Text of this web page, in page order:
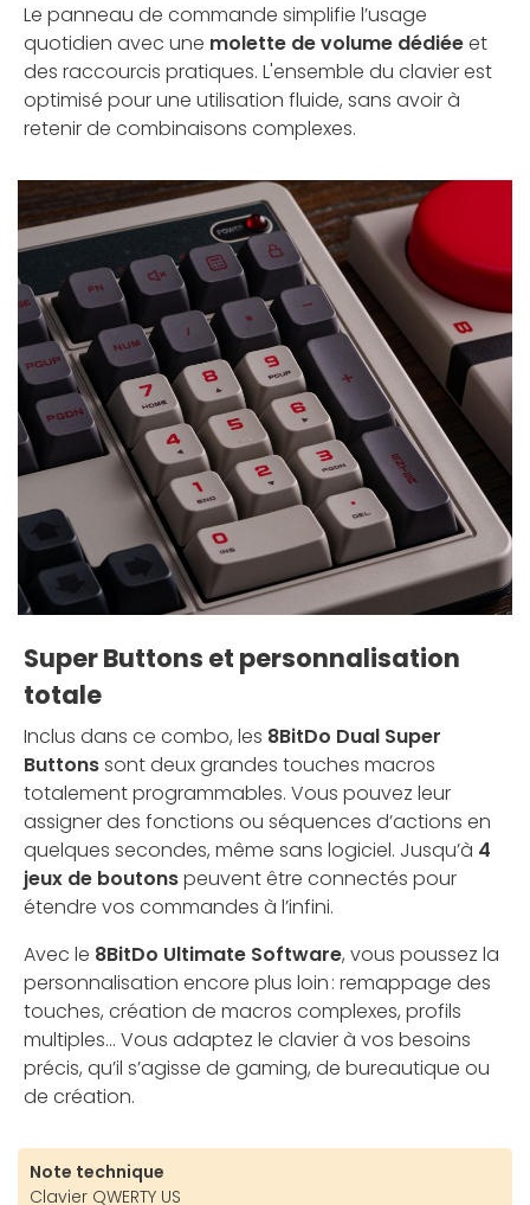
Le panneau de commande simplifie l’usage
quotidien avec une molette de volume dédiéeet
des raccourcis pratiques. L'ensemble du clavier est
optimisé pour une utilisation fluide, sans avoir à
retenir de combinaisons complexes.
Super Buttons et personnalisation
totale
Inclus dans ce combo, les 8BitDo Dual Super
Buttonssont deux grandes touches macros
totalement programmables. Vous pouvez leur
assigner des fonctions ou séquences d’actions en
quelques secondes, même sans logiciel. Jusqu’à 4
jeux de boutonspeuvent être connectés pour
étendre vos commandes à l’infini.
Avec le 8BitDo Ultimate Software, vous poussez la
personnalisation encore plus loin : remappage des
touches, création de macros complexes, profils
multiples… Vous adaptez le clavier à vos besoins
précis, qu’il s’agisse de gaming, de bureautique ou
de création.
Note technique
Clavier QWERTY US